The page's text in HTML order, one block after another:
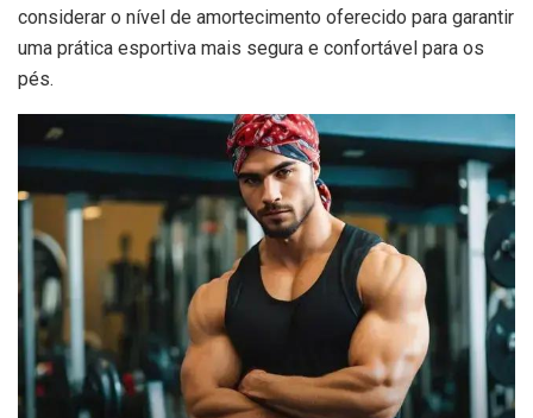
considerar o nível de amortecimento oferecido para garantir
uma prática esportiva mais segura e confortável para os
pés.